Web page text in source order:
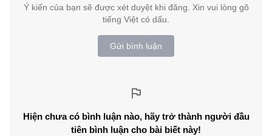
Ý kiến của bạn sẽ được xét duyệt khi đăng. Xin vui lòng gõ
tiếng Việt có dấu.
Gửi bình luận
Hiện chưa có bình luận nào, hãy trở thành người đầu
tiên bình luận cho bài biết này!